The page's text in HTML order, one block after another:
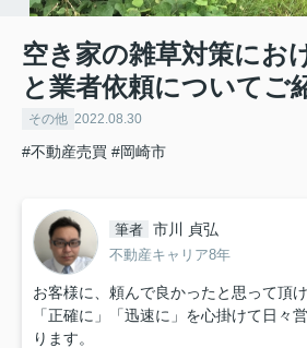
空き家の雑草対策にお
と業者依頼についてご
その他 2022.08.30
#不動産売買 #岡崎市
筆者 市川 貞弘
不動産キャリア8年
お客様に、頼んで良かったと思って頂
「正確に」「迅速に」を心掛けて日々
ります。